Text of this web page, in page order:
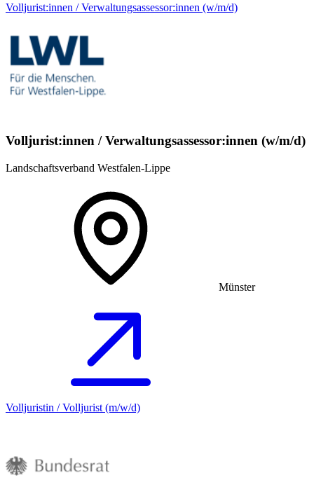
Volljurist:innen / Verwaltungsassessor:innen (w/m/d)
Volljurist:innen / Verwaltungsassessor:innen (w/m/d)
Landschaftsverband Westfalen-Lippe
Münster
Volljuristin / Volljurist (m/w/d)